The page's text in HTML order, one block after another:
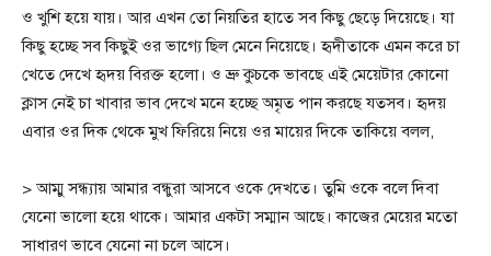
ও খুশি হয়ে যায়। আর এখন তো নিয়তির হাতে সব কিছু ছেড়ে দিয়েছে। যা
কিছু হচ্ছে সব কিছুই ওর ভাগ্যে ছিল মেনে নিয়েছে। হৃদীতাকে এমন করে চা
খেতে দেখে হৃদয় বিরক্ত হলো। ও ভ্রু কুচকে ভাবছে এই মেয়েটার কোনো
ক্লাস নেই চা খাবার ভাব দেখে মনে হচ্ছে অমৃত পান করছে যতসব। হৃদয়
এবার ওর দিক থেকে মুখ ফিরিয়ে নিয়ে ওর মায়ের দিকে তাকিয়ে বলল,
> আম্মু সন্ধ্যায় আমার বন্ধুরা আসবে ওকে দেখতে। তুমি ওকে বলে দিবা
যেনো ভালো হয়ে থাকে। আমার একটা সম্মান আছে। কাজের মেয়ের মতো
সাধারণ ভাবে যেনো না চলে আসে।